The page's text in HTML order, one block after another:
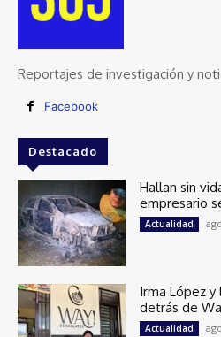
Reportajes de investigación y
Facebook
Destacado
Hallan sin
empresario
Actualidad
Irma López
detrás de
Actualidad